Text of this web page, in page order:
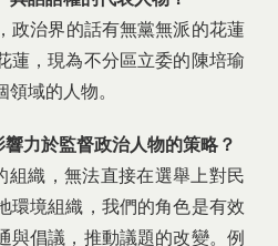
政治界的話有無黨無派的花蓮
蓮，現為不分區立委的陳培瑜
域的人物。
力於監督政治人物的策略？
組織，無法直接在選舉上對民
環境組織，我們的角色是有效
與倡議，推動議題的改變。例